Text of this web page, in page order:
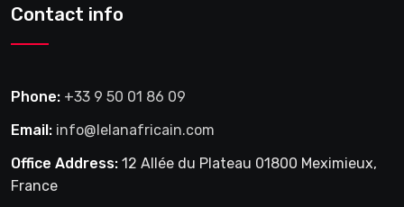
Contact info
Phone: +33 9 50 01 86 09
Email: info@lelanafricain.com
Office Address: 12 Allée du Plateau 01800 Meximieux,
France